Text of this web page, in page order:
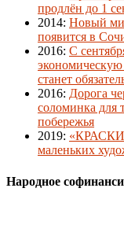
продлён до 1
2014: Новый
появится в
2016: С
станет
2016: Дорога
соломинка для
побережья
2019:
маленьких
Народное